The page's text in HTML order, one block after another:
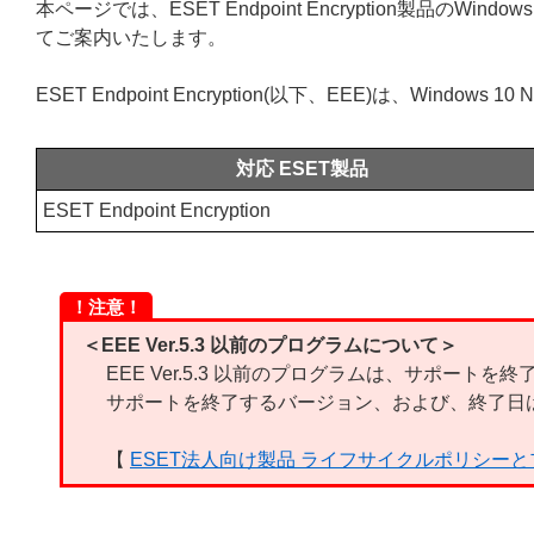
本ページでは、ESET Endpoint Encryption製品の
てご案内いたします。
ESET Endpoint Encryption(以下、EEE)は、Windows 10
対応 ESET製品
ESET Endpoint Encryption
！注意！
＜EEE Ver.5.3 以前のプログラムについて＞
EEE Ver.5.3 以前のプログラムは、サポートを終
サポートを終了するバージョン、および、終了
【 ESET法人向け製品 ライフサイクルポリシー